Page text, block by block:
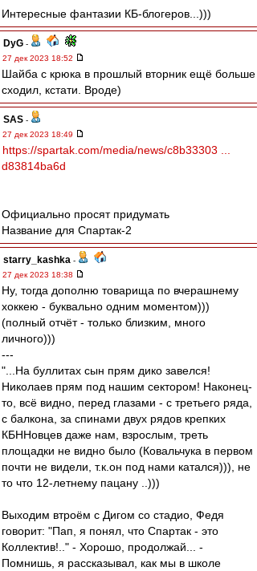
Интересные фантазии КБ-блогеров...)))
DyG -
27 дек 2023 18:52
Шайба с крюка в прошлый вторник ещё больше
сходил, кстати. Вроде)
SAS -
27 дек 2023 18:49
https://spartak.com/media/news/c8b33303 ...
d83814ba6d
Официально просят придумать
Название для Спартак-2
starry_kashka -
27 дек 2023 18:38
Ну, тогда дополню товарища по вчерашнему
хоккею - буквально одним моментом)))
(полный отчёт - только близким, много
личного)))
---
"...На буллитах сын прям дико завелся!
Николаев прям под нашим сектором! Наконец-
то, всё видно, перед глазами - с третьего ряда,
с балкона, за спинами двух рядов крепких
КБННовцев даже нам, взрослым, треть
площадки не видно было (Ковальчука в первом
почти не видели, т.к.он под нами катался))), не
то что 12-летнему пацану ..)))
Выходим втроём с Дигом со стадио, Федя
говорит: "Пап, я понял, что Спартак - это
Коллектив!.." - Хорошо, продолжай... -
Помнишь, я рассказывал, как мы в школе